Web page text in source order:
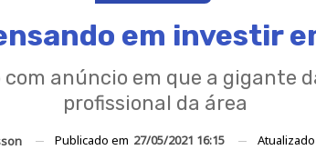
em investir
anúncio em que a gigante
profissional da área
Publicado em 27/05/2021 16:15